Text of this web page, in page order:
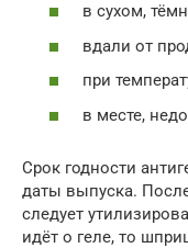
в сухом,
вдали от
при
в месте,
Срок годности
даты выпуска.
следует
идёт о геле, то